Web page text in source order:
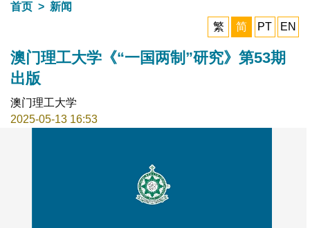
首页
新闻
繁
简 PT EN
澳门理工大学《“一国两制”研究》第53期
出版
澳门理工大学
2025-05-13 16:53